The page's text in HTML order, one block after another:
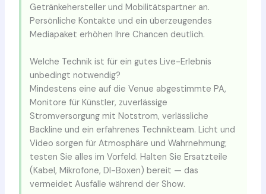
Getränkehersteller und Mobilitätspartner an.
Persönliche Kontakte und ein überzeugendes
Mediapaket erhöhen Ihre Chancen deutlich.
Welche Technik ist für ein gutes Live-Erlebnis
unbedingt notwendig?
Mindestens eine auf die Venue abgestimmte PA,
Monitore für Künstler, zuverlässige
Stromversorgung mit Notstrom, verlässliche
Backline und ein erfahrenes Technikteam. Licht und
Video sorgen für Atmosphäre und Wahrnehmung;
testen Sie alles im Vorfeld. Halten Sie Ersatzteile
(Kabel, Mikrofone, DI-Boxen) bereit — das
vermeidet Ausfälle während der Show.